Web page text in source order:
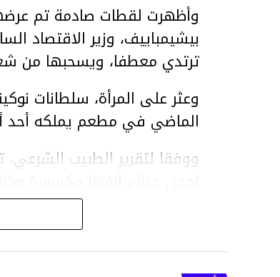
وأظهرت لقطات صادمة تم
بيشيمباييف، وزير الاقتصاد
ترتدي معطفا، ويسحبها من
الماضي في مطعم يملكه أحد
ووفقا لتقرير الطبيب